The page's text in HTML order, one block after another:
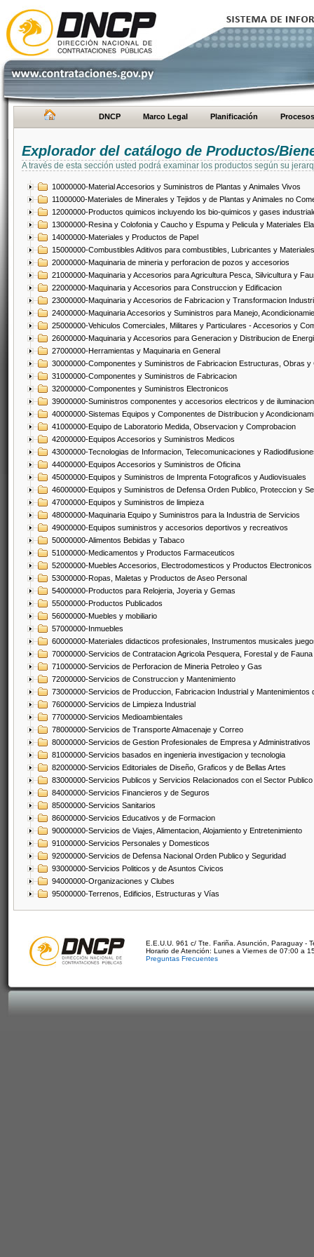
DNCP Marco Legal Planificación Procesos
Explorador del catálogo de Productos/
A través de esta sección usted podrá examinar los productos según su
10000000-Material Accesorios y Suministros de Plantas y Animales Vivos
11000000-Materiales de Minerales y Tejidos y de Plantas y Animales no
12000000-Productos quimicos incluyendo los bio-quimicos y gases
13000000-Resina y Colofonia y Caucho y Espuma y Pelicula y Materiales
14000000-Materiales y Productos de Papel
15000000-Combustibles Aditivos para combustibles, Lubricantes y
20000000-Maquinaria de mineria y perforacion de pozos y accesorios
21000000-Maquinaria y Accesorios para Agricultura Pesca, Silvicultura y
22000000-Maquinaria y Accesorios para Construccion y Edificacion
23000000-Maquinaria y Accesorios de Fabricacion y Transformacion
24000000-Maquinaria Accesorios y Suministros para Manejo,
25000000-Vehiculos Comerciales, Militares y Particulares - Accesorios y
26000000-Maquinaria y Accesorios para Generacion y Distribucion de
27000000-Herramientas y Maquinaria en General
30000000-Componentes y Suministros de Fabricacion Estructuras, Obras
31000000-Componentes y Suministros de Fabricacion
32000000-Componentes y Suministros Electronicos
39000000-Suministros componentes y accesorios electricos y de iluminacion
40000000-Sistemas Equipos y Componentes de Distribucion y
41000000-Equipo de Laboratorio Medida, Observacion y Comprobacion
42000000-Equipos Accesorios y Suministros Medicos
43000000-Tecnologias de Informacion, Telecomunicaciones y
44000000-Equipos Accesorios y Suministros de Oficina
45000000-Equipos y Suministros de Imprenta Fotograficos y Audiovisuales
46000000-Equipos y Suministros de Defensa Orden Publico, Proteccion y
47000000-Equipos y Suministros de limpieza
48000000-Maquinaria Equipo y Suministros para la Industria de Servicios
49000000-Equipos suministros y accesorios deportivos y recreativos
50000000-Alimentos Bebidas y Tabaco
51000000-Medicamentos y Productos Farmaceuticos
52000000-Muebles Accesorios, Electrodomesticos y Productos Electronicos
53000000-Ropas, Maletas y Productos de Aseo Personal
54000000-Productos para Relojeria, Joyeria y Gemas
55000000-Productos Publicados
56000000-Muebles y mobiliario
57000000-Inmuebles
60000000-Materiales didacticos profesionales, Instrumentos musicales
70000000-Servicios de Contratacion Agricola Pesquera, Forestal y de Fauna
71000000-Servicios de Perforacion de Mineria Petroleo y Gas
72000000-Servicios de Construccion y Mantenimiento
73000000-Servicios de Produccion, Fabricacion Industrial y Mantenimientos
76000000-Servicios de Limpieza Industrial
77000000-Servicios Medioambientales
78000000-Servicios de Transporte Almacenaje y Correo
80000000-Servicios de Gestion Profesionales de Empresa y Administrativos
81000000-Servicios basados en ingenieria investigacion y tecnologia
82000000-Servicios Editoriales de Diseño, Graficos y de Bellas Artes
83000000-Servicios Publicos y Servicios Relacionados con el Sector Publico
84000000-Servicios Financieros y de Seguros
85000000-Servicios Sanitarios
86000000-Servicios Educativos y de Formacion
90000000-Servicios de Viajes, Alimentacion, Alojamiento y Entretenimiento
91000000-Servicios Personales y Domesticos
92000000-Servicios de Defensa Nacional Orden Publico y Seguridad
93000000-Servicios Politicos y de Asuntos Civicos
94000000-Organizaciones y Clubes
95000000-Terrenos, Edificios, Estructuras y Vías
E.E.U.U. 961 c/ Tte. Fariña. Asunción, Paraguay -
Horario de Atención: Lunes a Viernes de 07:00 a
Preguntas Frecuentes